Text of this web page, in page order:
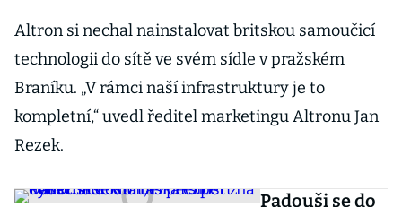
Altron si nechal nainstalovat britskou samoučicí
technologii do sítě ve svém sídle v pražském
Braníku. „V rámci naší infrastruktury je to
kompletní,“ uvedl ředitel marketingu Altronu Jan
Rezek.
Padouši se do